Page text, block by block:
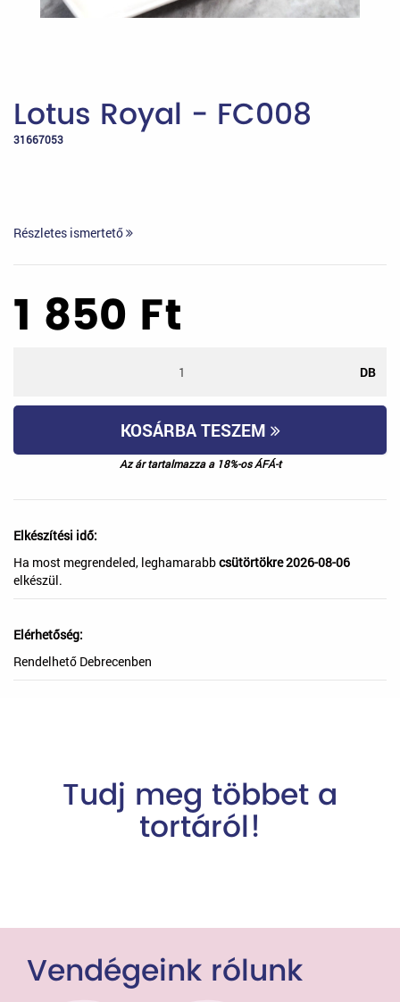
Lotus Royal - FC008
31667053
Részletes ismertető
1 850 Ft
DB
KOSÁRBA TESZEM
Az ár tartalmazza a 18%-os ÁFÁ-t
Elkészítési idő:
Ha most megrendeled, leghamarabbcsütörtökre 2026-08-06
elkészül.
Elérhetőség:
Rendelhető Debrecenben
Tudj meg többet a
tortáról!
Vendégeink rólunk